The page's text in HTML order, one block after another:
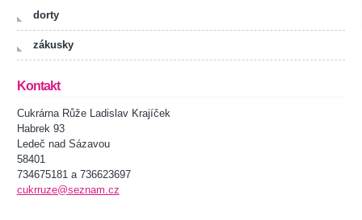
dorty
zákusky
Kontakt
Cukrárna Růže Ladislav Krajíček
Habrek 93
Ledeč nad Sázavou
58401
734675181 a 736623697
cukrruze@seznam.cz